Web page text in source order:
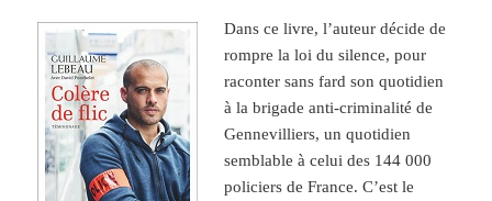
Dans ce livre, l’auteur décide de
rompre la loi du silence, pour
raconter sans fard son quotidien
à la brigade anti-criminalité de
Gennevilliers, un quotidien
semblable à celui des 144 000
policiers de France. C’est le